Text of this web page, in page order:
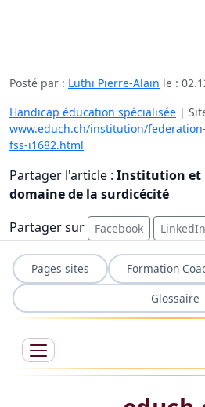
Posté par : Luthi Pierre-Alain le :
Handicap éducation spécialisée |
www.educh.ch/institution/
fss-i1682.html
Partager l'article : Institution et
domaine de la surdicécité
Partager sur
Facebook LinkedIn
Pages sites Formation
Glossaire